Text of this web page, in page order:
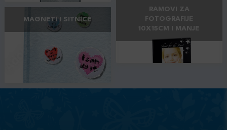
MAGNETI I SITNICE
RAMOVI ZA
FOTOGRAFIJE
10X15CM I MANJE